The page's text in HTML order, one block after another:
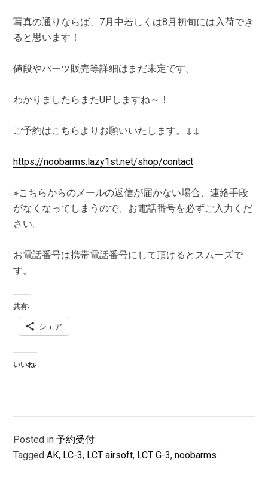
写真の通りならば、7月中若しくは8月初旬には入荷でき
ると思います！
値段やパーツ販売等詳細はまだ未定です。
わかりましたらまたUPしますね～！
ご予約はこちらよりお願いいたします。↓↓
https://noobarms.lazy1st.net/shop/contact
※こちらからのメールの返信が届かない場合、連絡手段
がなくなってしまうので、お電話番号を必ずご入力くだ
さい。
お電話番号は携帯電話番号にして頂けるとスムーズで
す。
共有:
シェア
いいね:
Posted in予約受付
TaggedAK, LC-3, LCT airsoft, LCT G-3,noobarms